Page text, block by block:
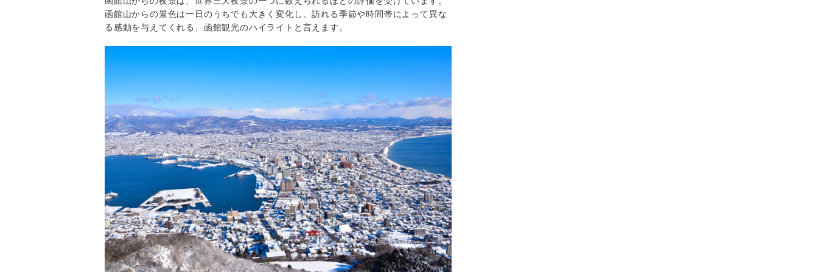
函館山からの景色は一日のうちでも大きく変化し、訪れる季節や時間帯によって異な
る感動を与えてくれる、函館観光のハイライトと言えます。